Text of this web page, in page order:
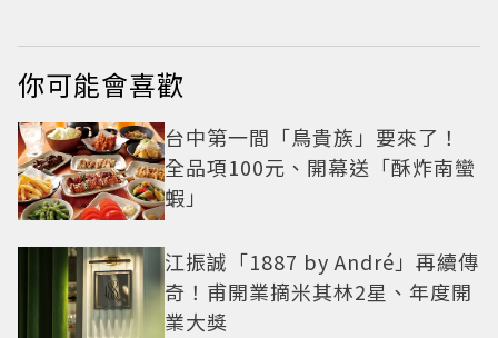
你可能會喜歡
台中第一間「鳥貴族」要來了！
全品項100元、開幕送「酥炸南蠻
蝦」
江振誠「1887 by André」再續傳
奇！甫開業摘米其林2星、年度開
業大獎